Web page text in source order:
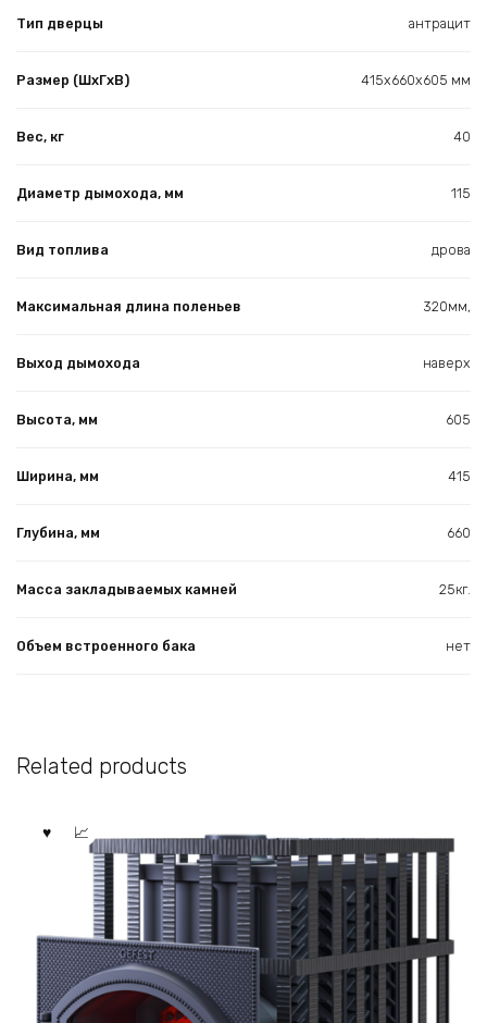
Тип дверцы антрацит
Размер (ШхГхВ) 415х660х605 мм
Вес, кг 40
Диаметр дымохода, мм 115
Вид топлива дрова
Максимальная длина поленьев 320мм,
Выход дымохода наверх
Высота, мм 605
Ширина, мм 415
Глубина, мм 660
Масса закладываемых камней 25кг.
Объем встроенного бака нет
Related products